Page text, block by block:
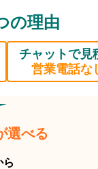
の理由
チャットで見
営業電話な
選べる
ら